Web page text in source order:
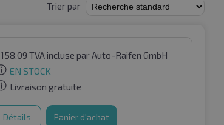
Trier par
158.09 TVA incluse par Auto-Raifen GmbH
EN STOCK
Livraison gratuite
Détails Panier d'achat